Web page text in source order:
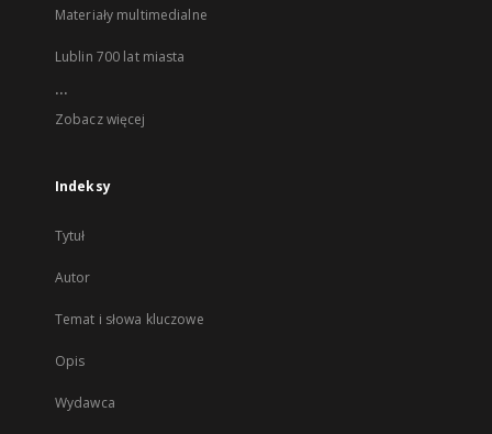
Materiały multimedialne
Lublin 700 lat miasta
...
Zobacz więcej
Indeksy
Tytuł
Autor
Temat i słowa kluczowe
Opis
Wydawca